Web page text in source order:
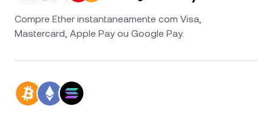
Compre Ether instantaneamente com Visa,
Mastercard, Apple Pay ou Google Pay.